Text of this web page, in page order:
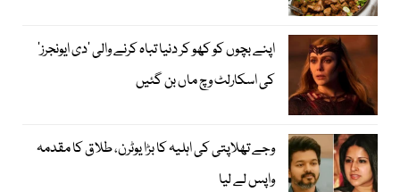
اپنے بچوں کو کھو کر دنیا تباہ کرنے والی ’دی ایونجرز‘
کی اسکارلٹ وچ ماں بن گئیں
وجے تھلاپتی کی اہلیہ کا بڑا یوٹرن، طلاق کا مقدمہ
واپس لے لیا